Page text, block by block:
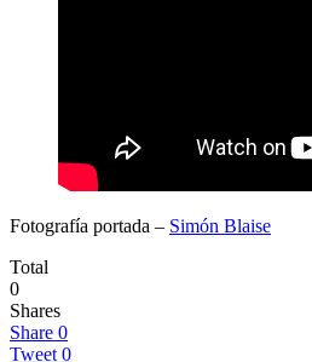
Fotografía portada – Simón Blaise
Total
0
Shares
Share 0
Tweet 0